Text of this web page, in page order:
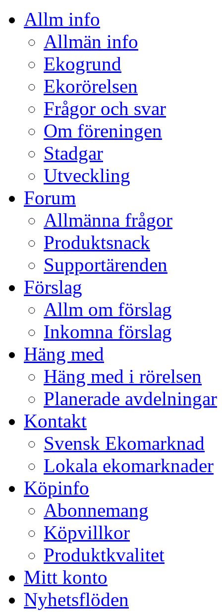
Allm info
Allmän info
Ekogrund
Ekorörelsen
Frågor och svar
Om föreningen
Stadgar
Utveckling
Forum
Allmänna frågor
Produktsnack
Supportärenden
Förslag
Allm om förslag
Inkomna förslag
Häng med
Häng med i rörelsen
Planerade avdelningar
Kontakt
Svensk Ekomarknad
Lokala ekomarknader
Köpinfo
Abonnemang
Köpvillkor
Produktkvalitet
Mitt konto
Nyhetsflöden